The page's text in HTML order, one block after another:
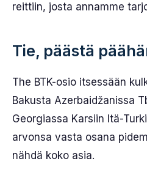
reittiin, josta annamme
Tie, päästä
The BTK-osio itsessään
Bakusta Azerbaidžanissa
Georgiassa Karsiin Itä-
arvonsa vasta osana
nähdä koko asia.